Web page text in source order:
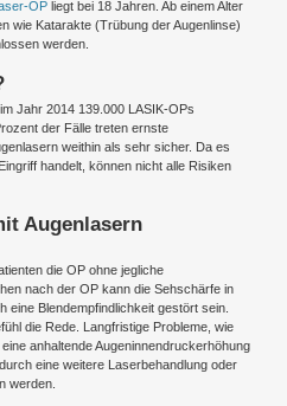
OP liegt bei 18 Jahren. Ab einem Alter
wie Katarakte (Trübung der Augenlinse)
werden.
im Jahr 2014 139.000 LASIK-OPs
der Fälle treten ernste
weithin als sehr sicher. Da es
handelt, können nicht alle Risiken
Augenlasern
die OP ohne jegliche
nach der OP kann die Sehschärfe in
eine Blendempfindlichkeit gestört sein.
die Rede. Langfristige Probleme, wie
anhaltende Augeninnendruckerhöhung
eine weitere Laserbehandlung oder
werden.